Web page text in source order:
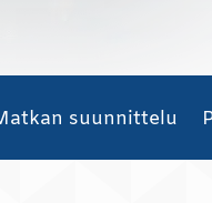
suunnittelu